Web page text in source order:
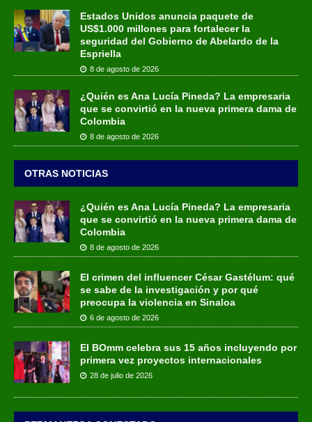
Estados Unidos anuncia paquete de
US$1.000 millones para fortalecer la
seguridad del Gobierno de Abelardo de la
Espriella
8 de agosto de 2026
¿Quién es Ana Lucía Pineda? La empresaria
que se convirtió en la nueva primera dama de
Colombia
8 de agosto de 2026
OTRAS NOTICIAS
¿Quién es Ana Lucía Pineda? La empresaria
que se convirtió en la nueva primera dama de
Colombia
8 de agosto de 2026
El crimen del influencer César Gastélum: qué
se sabe de la investigación y por qué
preocupa la violencia en Sinaloa
6 de agosto de 2026
El BOmm celebra sus 15 años incluyendo por
primera vez proyectos internacionales
28 de julio de 2026